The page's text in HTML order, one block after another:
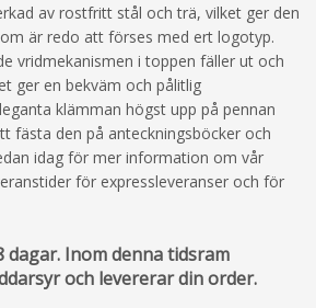
av rostfritt stål och trä, vilket ger den
är redo att förses med ert logotyp.
vridmekanismen i toppen fäller ut och
ger en bekväm och pålitlig
klämman högst upp på pennan
fästa den på anteckningsböcker och
idag för mer information om vår
för expressleveranser och för
dagar. Inom denna tidsram
och levererar din order.